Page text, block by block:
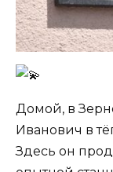
Домой, в
Иванович в
Здесь он